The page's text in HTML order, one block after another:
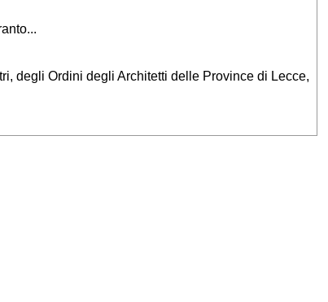
degli Ordini degli Architetti delle Province di Lecce,